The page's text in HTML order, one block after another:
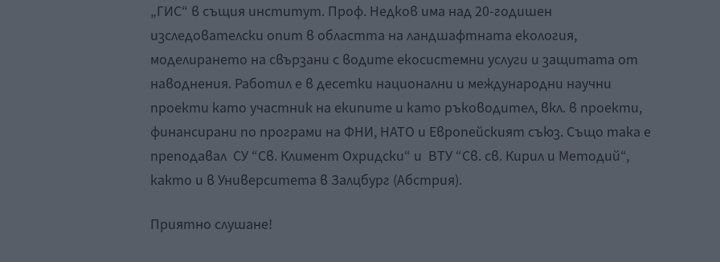
„ГИС“ в същия институт. Проф. Недков има над 20-годишен
изследователски опит в областта на ландшафтната екология,
моделирането на свързани с водите екосистемни услуги и защитата от
наводнения. Работил е в десетки национални и международни научни
проекти като участник на екипите и като ръководител, вкл. в проекти,
финансирани по програми на ФНИ, НАТО и Европейският съюз. Също така е
преподавал СУ “Св. Климент Охридски“ и ВТУ “Св. св. Кирил и Методий“,
както и в Университета в Залцбург (Абстрия).
Приятно слушане!